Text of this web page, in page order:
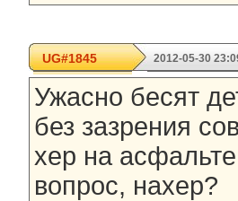
UG#1845 2012-05-30
Ужасно бесят
без зазрения
хер на
вопрос, нахер?